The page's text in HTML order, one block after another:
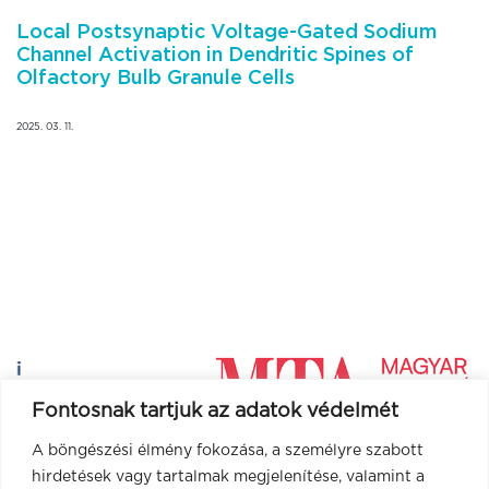
Fontosnak tartjuk az adatok védelmét
A böngészési élmény fokozása, a személyre szabott
hirdetések vagy tartalmak megjelenítése, valamint a
Local Postsynaptic Voltage-Gated Sodium
Channel Activation in Dendritic Spines of
Olfactory Bulb Granule Cells
2025. 03. 11.